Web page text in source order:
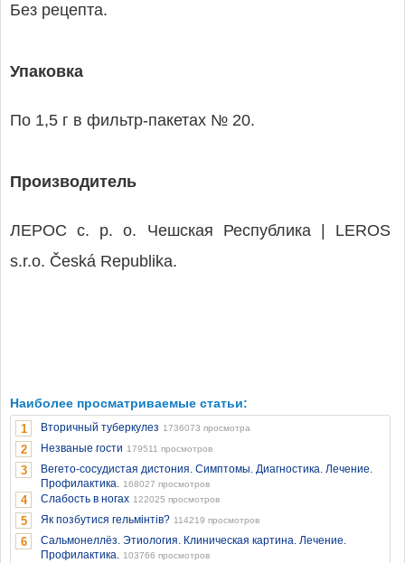
Без рецепта.
Упаковка
По 1,5 г в фильтр-пакетах № 20.
Производитель
ЛЕРОС с. р. о. Чешская Республика | LEROS
s.r.o. Česká Republika.
Наиболее просматриваемые статьи:
1 Вторичный туберкулез 1736073 просмотра
2 Незваные гости 179511 просмотров
3
Вегето-сосудистая дистония. Симптомы. Диагностика. Лечение.
Профилактика. 168027 просмотров
4 Слабость в ногах 122025 просмотров
5 Як позбутися гельмінтів? 114219 просмотров
6
Сальмонеллёз. Этиология. Клиническая картина. Лечение.
Профилактика. 103766 просмотров